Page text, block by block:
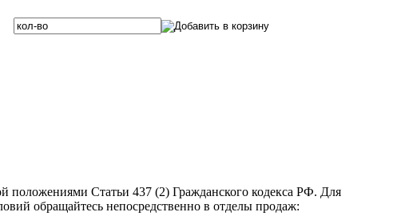
положениями Статьи 437 (2) Гражданского кодекса РФ. Для
обращайтесь непосредственно в отделы продаж: